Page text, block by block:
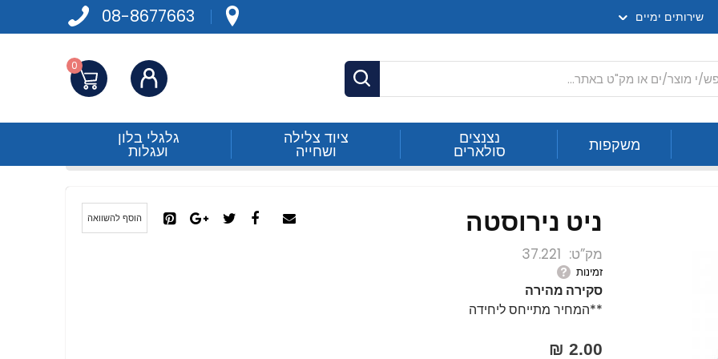
08-8677663 שירותים ימיים
חפש
התחברות 0
משקפות נצנצים
סולארים
ציוד צלילה
ושחייה
גלגלי בלון
ועגלות
ניט נירוסטה
מק”ט 37.221
זמינות
סקירה מהירה
**המחיר מתייחס ליחידה
2.00 ₪
הוסף להשוואה